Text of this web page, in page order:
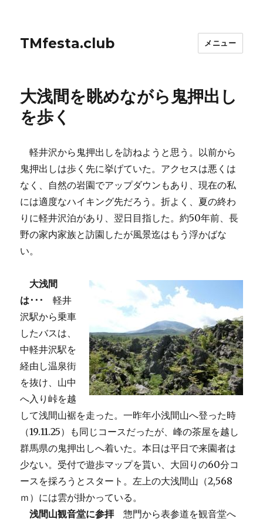
TMfesta.club メニュー
大浅間を眺めながら鬼押出し
を歩く
軽井沢から鬼押出しを訪ねようと思う。以前から
鬼押出しは歩く先に挙げていた。アクセスは悪くは
なく、自然の岩園でアップダウンもあり、現在の私
には適度なハイキング先だろう。折よく、夏の終わ
りに軽井沢泊があり、翌日目指した。約50年前、長
野の家内家族と訪園したが風景迄はもう浮かばな
い。
大浅間
は･･･
軽井
沢駅から乗車
したバスは、
中軽井沢駅を
経由し温泉街
を抜け、山中
へ入り峠を越
して浅間山裾を走った。一昨年小浅間山へ登った時
（19.11.25）も同じコースだったが、峰の茶屋を越し
群馬県の鬼押出しへ着いた。本日は平日で来園者は
少ない。受付で遊歩マップを貰い、大回りの60分コ
ースを採ろうとスタート。左上の大浅間山（2,568
ｍ）には雲が掛かっている。
浅間山観音堂に参拝惣門から表参道を観音堂へ